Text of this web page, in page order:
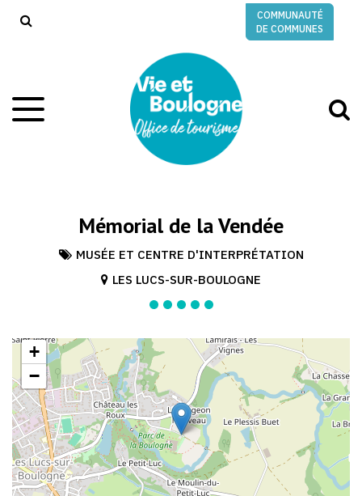
COMMUNAUTÉ
DE COMMUNES
Aller
à
Mémorial de la Vendée
MUSÉE ET CENTRE D'INTERPRÉTATION
LES LUCS-SUR-BOULOGNE
+
−